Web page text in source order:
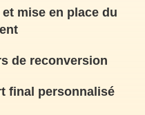
mise en place du
de reconversion
final personnalisé